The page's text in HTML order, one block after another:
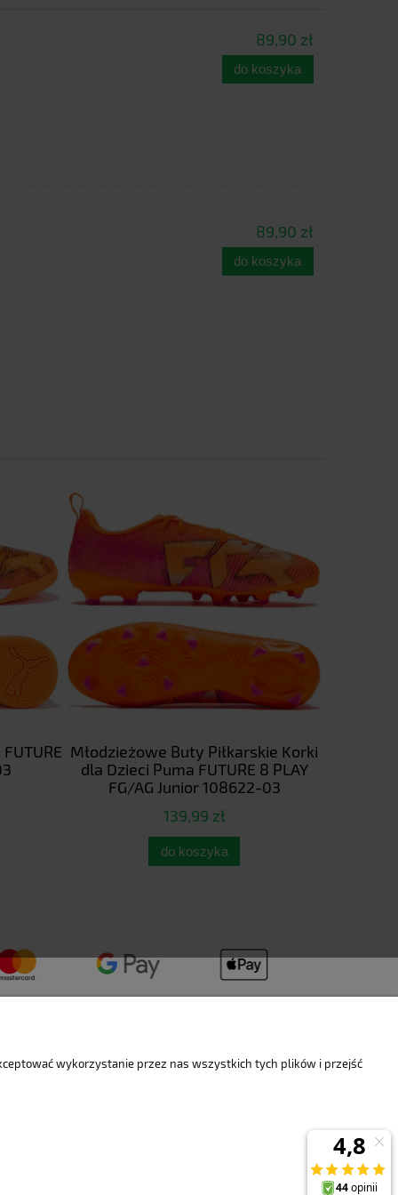
89,90 zł
do koszyka
89,90 zł
do koszyka
Młodzieżowe Buty Piłkarskie Korki
dla Dzieci Puma FUTURE 8 PLAY
FG/AG Junior 108622-03
139,99 zł
do koszyka
wykorzystanie przez nas wszystkich tych plików i przejść